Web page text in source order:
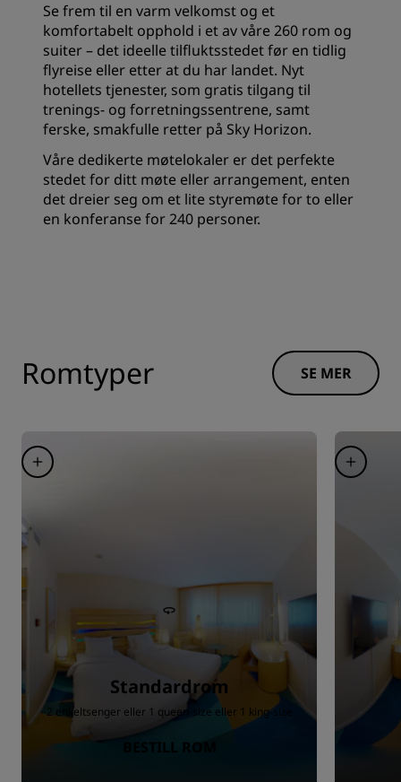
Se frem til en varm velkomst og et
komfortabelt opphold i et av våre 260 rom og
suiter – det ideelle tilfluktsstedet før en tidlig
flyreise eller etter at du har landet. Nyt
hotellets tjenester, som gratis tilgang til
trenings- og forretningssentrene, samt
ferske, smakfulle retter på Sky Horizon.
Våre dedikerte møtelokaler er det perfekte
stedet for ditt møte eller arrangement, enten
det dreier seg om et lite styremøte for to eller
en konferanse for 240 personer.
Romtyper SE MER
Standardrom
2 enkeltsenger eller 1 queen-size eller 1 king-size
BESTILL ROM